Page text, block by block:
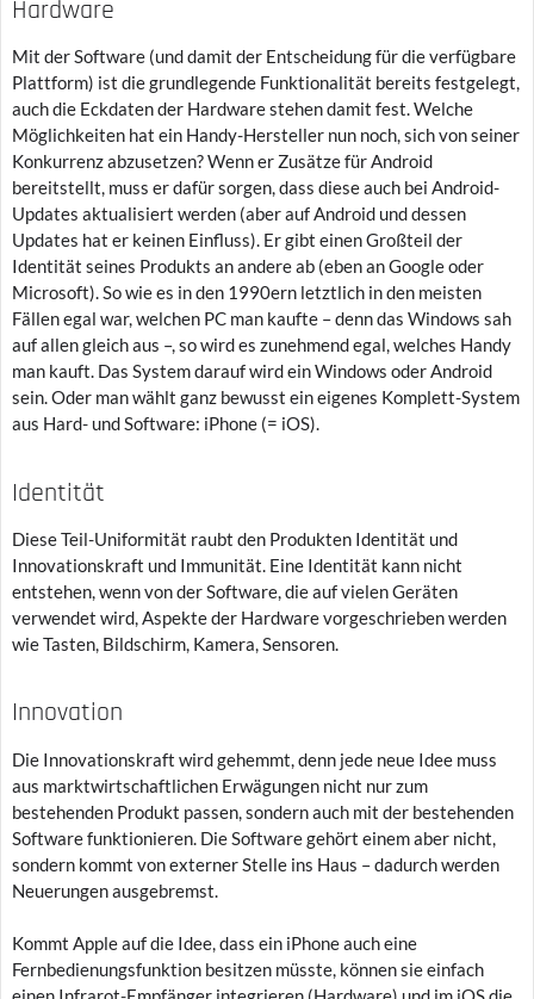
Hardware
Mit der Software (und damit der Entscheidung für die verfügbare
Plattform) ist die grundlegende Funktionalität bereits festgelegt,
auch die Eckdaten der Hardware stehen damit fest. Welche
Möglichkeiten hat ein Handy-Hersteller nun noch, sich von seiner
Konkurrenz abzusetzen? Wenn er Zusätze für Android
bereitstellt, muss er dafür sorgen, dass diese auch bei Android-
Updates aktualisiert werden (aber auf Android und dessen
Updates hat er keinen Einfluss). Er gibt einen Großteil der
Identität seines Produkts an andere ab (eben an Google oder
Microsoft). So wie es in den 1990ern letztlich in den meisten
Fällen egal war, welchen PC man kaufte – denn das Windows sah
auf allen gleich aus –, so wird es zunehmend egal, welches Handy
man kauft. Das System darauf wird ein Windows oder Android
sein. Oder man wählt ganz bewusst ein eigenes Komplett-System
aus Hard- und Software: iPhone (= iOS).
Identität
Diese Teil-Uniformität raubt den Produkten Identität und
Innovationskraft und Immunität. Eine Identität kann nicht
entstehen, wenn von der Software, die auf vielen Geräten
verwendet wird, Aspekte der Hardware vorgeschrieben werden
wie Tasten, Bildschirm, Kamera, Sensoren.
Innovation
Die Innovationskraft wird gehemmt, denn jede neue Idee muss
aus marktwirtschaftlichen Erwägungen nicht nur zum
bestehenden Produkt passen, sondern auch mit der bestehenden
Software funktionieren. Die Software gehört einem aber nicht,
sondern kommt von externer Stelle ins Haus – dadurch werden
Neuerungen ausgebremst.
Kommt Apple auf die Idee, dass ein iPhone auch eine
Fernbedienungsfunktion besitzen müsste, können sie einfach